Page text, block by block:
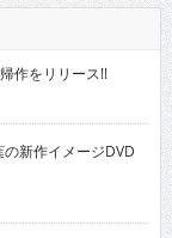
作をリリース!!
新作イメージDVD